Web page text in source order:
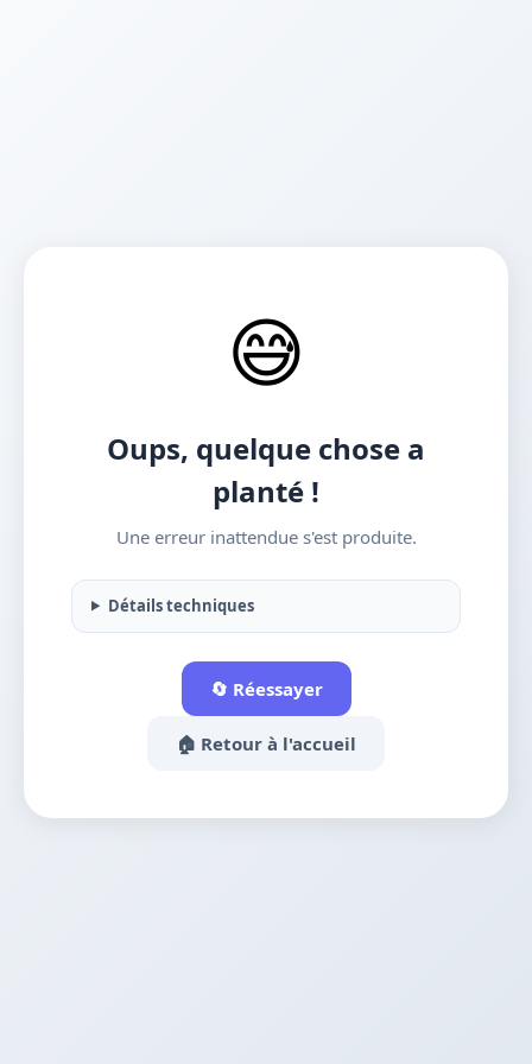
😅
Oups, quelque chose a
planté !
Une erreur inattendue s'est produite.
Détails techniques
🔄 Réessayer
🏠 Retour à l'accueil